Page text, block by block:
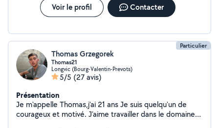
Voir le profil Contacter
Particulier
Thomas Grzegorek
Thomas21
Longvic (Bourg-Valentin-Prevots)
5/5 (27 avis)
Présentation
Je m'appelle Thomas,j'ai 21 ans Je suis quelqu'un de
courageux et motivé. J'aime travailler dans le domaine